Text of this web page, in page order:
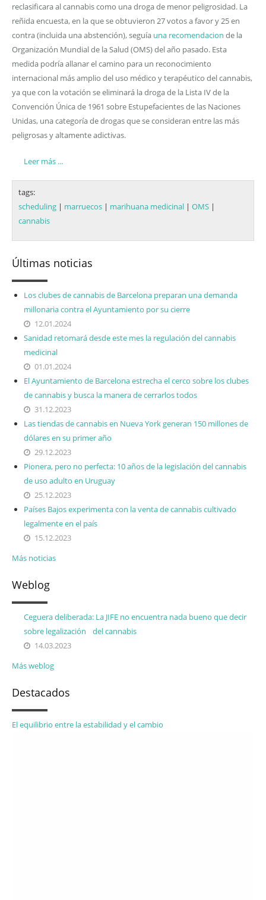
reclasificara al cannabis como una droga de menor peligrosidad. La
reñida encuesta, en la que se obtuvieron 27 votos a favor y 25 en
contra (incluida una abstención), seguía una recomendacion de la
Organización Mundial de la Salud (OMS) del año pasado. Esta
medida podría allanar el camino para un reconocimiento
internacional más amplio del uso médico y terapéutico del cannabis,
ya que con la votación se eliminará la droga de la Lista IV de la
Convención Única de 1961 sobre Estupefacientes de las Naciones
Unidas, una categoría de drogas que se consideran entre las más
peligrosas y altamente adictivas.
Leer más ...
tags:
scheduling | marruecos | marihuana medicinal | OMS |
cannabis
Últimas noticias
Los clubes de cannabis de Barcelona preparan una demanda
millonaria contra el Ayuntamiento por su cierre
12.01.2024
Sanidad retomará desde este mes la regulación del cannabis
medicinal
01.01.2024
El Ayuntamiento de Barcelona estrecha el cerco sobre los clubes
de cannabis y busca la manera de cerrarlos todos
31.12.2023
Las tiendas de cannabis en Nueva York generan 150 millones de
dólares en su primer año
29.12.2023
Pionera, pero no perfecta: 10 años de la legislación del cannabis
de uso adulto en Uruguay
25.12.2023
Países Bajos experimenta con la venta de cannabis cultivado
legalmente en el país
15.12.2023
Más noticias
Weblog
Ceguera deliberada: La JIFE no encuentra nada bueno que decir
sobre legalización del cannabis
14.03.2023
Más weblog
Destacados
El equilibrio entre la estabilidad y el cambio